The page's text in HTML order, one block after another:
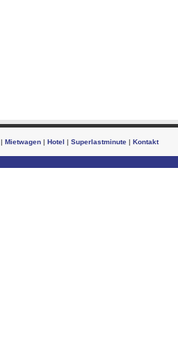
| Mietwagen | Hotel | Superlastminute | Kontakt